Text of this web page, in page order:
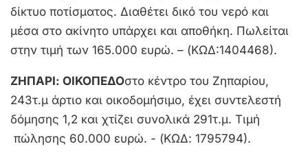
δίκτυο ποτίσματος. Διαθέτει δικό του νερό και
μέσα στο ακίνητο υπάρχει και αποθήκη. Πωλείται
στην τιμή των 165.000 ευρώ. – (ΚΩΔ:1404468).
ΖΗΠΑΡΙ: ΟΙΚΟΠΕΔΟστο κέντρο του Ζηπαρίου,
243τ.μ άρτιο και οικοδομήσιμο, έχει συντελεστή
δόμησης 1,2 και χτίζει συνολικά 291τ.μ. Τιμή
πώλησης 60.000 ευρώ. - (ΚΩΔ: 1795794).